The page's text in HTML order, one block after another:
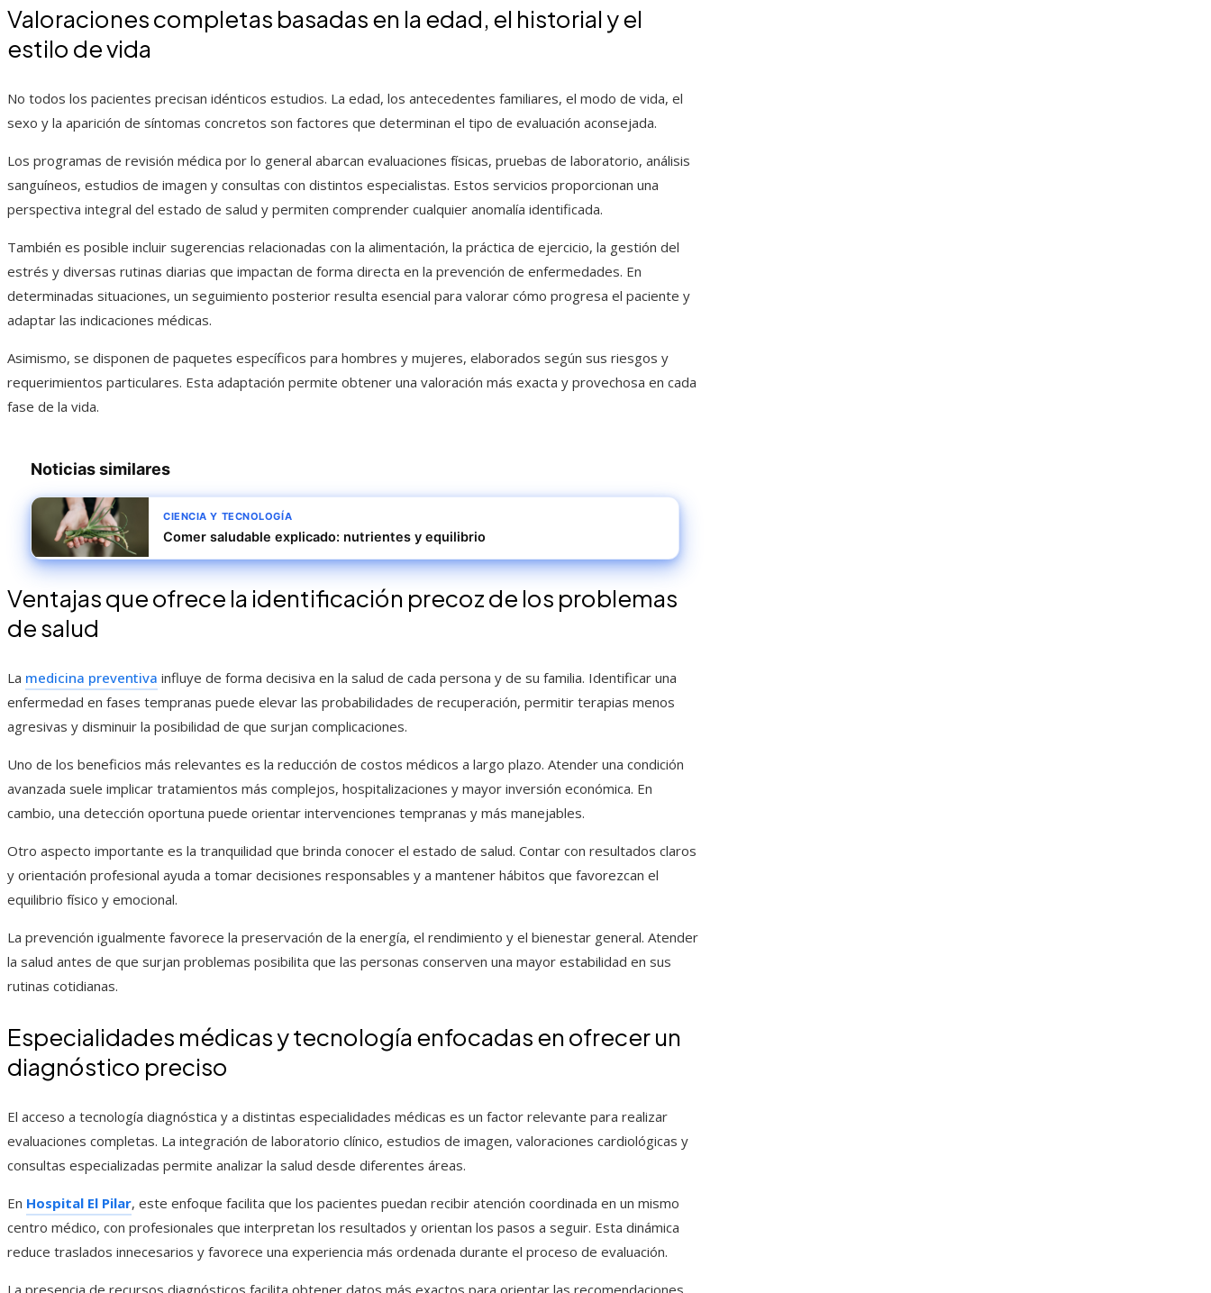
Valoraciones completas basadas en la edad, el historial y el
estilo de vida
No todos los pacientes precisan idénticos estudios. La edad, los antecedentes familiares, el modo de vida, el
sexo y la aparición de síntomas concretos son factores que determinan el tipo de evaluación aconsejada.
Los programas de revisión médica por lo general abarcan evaluaciones físicas, pruebas de laboratorio, análisis
sanguíneos, estudios de imagen y consultas con distintos especialistas. Estos servicios proporcionan una
perspectiva integral del estado de salud y permiten comprender cualquier anomalía identificada.
También es posible incluir sugerencias relacionadas con la alimentación, la práctica de ejercicio, la gestión del
estrés y diversas rutinas diarias que impactan de forma directa en la prevención de enfermedades. En
determinadas situaciones, un seguimiento posterior resulta esencial para valorar cómo progresa el paciente y
adaptar las indicaciones médicas.
Asimismo, se disponen de paquetes específicos para hombres y mujeres, elaborados según sus riesgos y
requerimientos particulares. Esta adaptación permite obtener una valoración más exacta y provechosa en cada
fase de la vida.
Noticias similares
CIENCIA Y TECNOLOGÍA
Comer saludable explicado: nutrientes y equilibrio
Ventajas que ofrece la identificación precoz de los problemas
de salud
La medicina preventiva influye de forma decisiva en la salud de cada persona y de su familia. Identificar una
enfermedad en fases tempranas puede elevar las probabilidades de recuperación, permitir terapias menos
agresivas y disminuir la posibilidad de que surjan complicaciones.
Uno de los beneficios más relevantes es la reducción de costos médicos a largo plazo. Atender una condición
avanzada suele implicar tratamientos más complejos, hospitalizaciones y mayor inversión económica. En
cambio, una detección oportuna puede orientar intervenciones tempranas y más manejables.
Otro aspecto importante es la tranquilidad que brinda conocer el estado de salud. Contar con resultados claros
y orientación profesional ayuda a tomar decisiones responsables y a mantener hábitos que favorezcan el
equilibrio físico y emocional.
La prevención igualmente favorece la preservación de la energía, el rendimiento y el bienestar general. Atender
la salud antes de que surjan problemas posibilita que las personas conserven una mayor estabilidad en sus
rutinas cotidianas.
Especialidades médicas y tecnología enfocadas en ofrecer un
diagnóstico preciso
El acceso a tecnología diagnóstica y a distintas especialidades médicas es un factor relevante para realizar
evaluaciones completas. La integración de laboratorio clínico, estudios de imagen, valoraciones cardiológicas y
consultas especializadas permite analizar la salud desde diferentes áreas.
En Hospital El Pilar, este enfoque facilita que los pacientes puedan recibir atención coordinada en un mismo
centro médico, con profesionales que interpretan los resultados y orientan los pasos a seguir. Esta dinámica
reduce traslados innecesarios y favorece una experiencia más ordenada durante el proceso de evaluación.